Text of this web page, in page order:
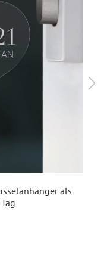
, Transparent
Kante
Ihrer Inhalte
als